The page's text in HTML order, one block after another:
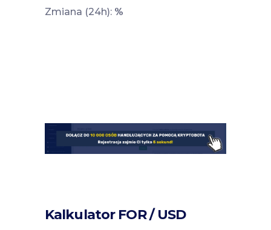
Zmiana (24h): %
Kalkulator FOR / USD